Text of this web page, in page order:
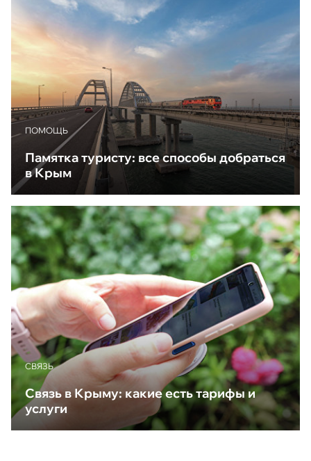
ПОМОЩЬ
Памятка туристу: все способы добраться
в Крым
CВЯЗЬ
Связь в Крыму: какие есть тарифы и
услуги